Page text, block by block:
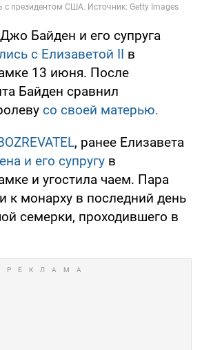
Байден и его супруга
с Елизаветой II в
13 июня. После
Байден сравнил
со своей матерью.
, ранее Елизавета
и его супругу в
и угостила чаем. Пара
к монарху в последний день
семерки, проходившего в